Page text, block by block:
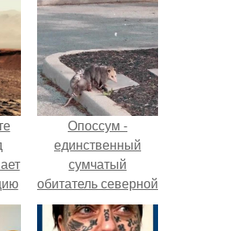
Опоссум -
единственный
сумчатый
обитатель северной
америки.